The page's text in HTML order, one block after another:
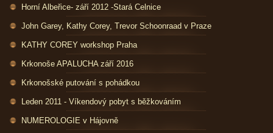
Horní Albeřice- září 2012 -Stará Celnice
John Garey, Kathy Corey, Trevor Schoonraad v Praze
KATHY COREY workshop Praha
Krkonoše APALUCHA září 2016
Krkonošské putování s pohádkou
Leden 2011 - Víkendový pobyt s běžkováním
NUMEROLOGIE v Hájovně